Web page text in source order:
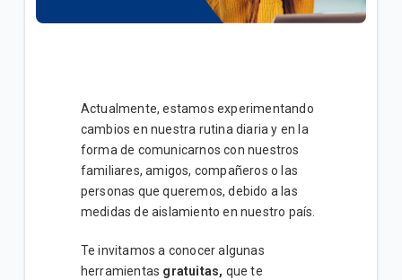
VER MÁS
Actualmente, estamos experimentando
cambios en nuestra rutina diaria y en la
forma de comunicarnos con nuestros
familiares, amigos, compañeros o las
personas que queremos, debido a las
medidas de aislamiento en nuestro país.
Te invitamos a conocer algunas
herramientas gratuitas, que te